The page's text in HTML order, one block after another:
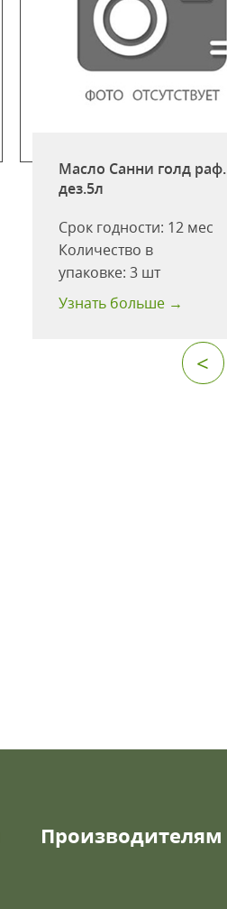
Масло Санни голд раф.
дез.5л
Срок годности: 12 мес
Количество в
упаковке:3 шт
Узнать больше →
<
Производителям